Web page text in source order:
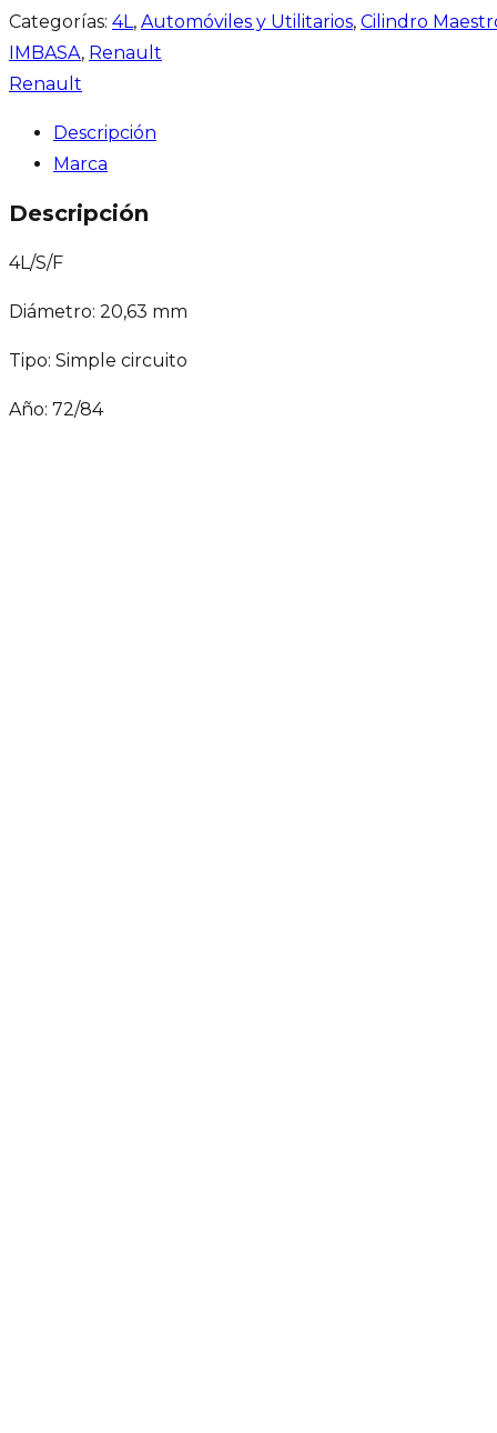
Categorías: 4L, Automóviles y Utilitarios, Cilindro
IMBASA, Renault
Renault
Descripción
Marca
Descripción
4L/S/F
Diámetro: 20,63 mm
Tipo: Simple circuito
Año: 72/84